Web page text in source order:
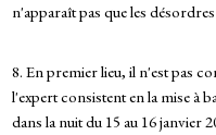
n'apparaît pas que les
8. En premier lieu, il n'est pas
l'expert consistent en la mise à
dans la nuit du 15 au 16 janvier